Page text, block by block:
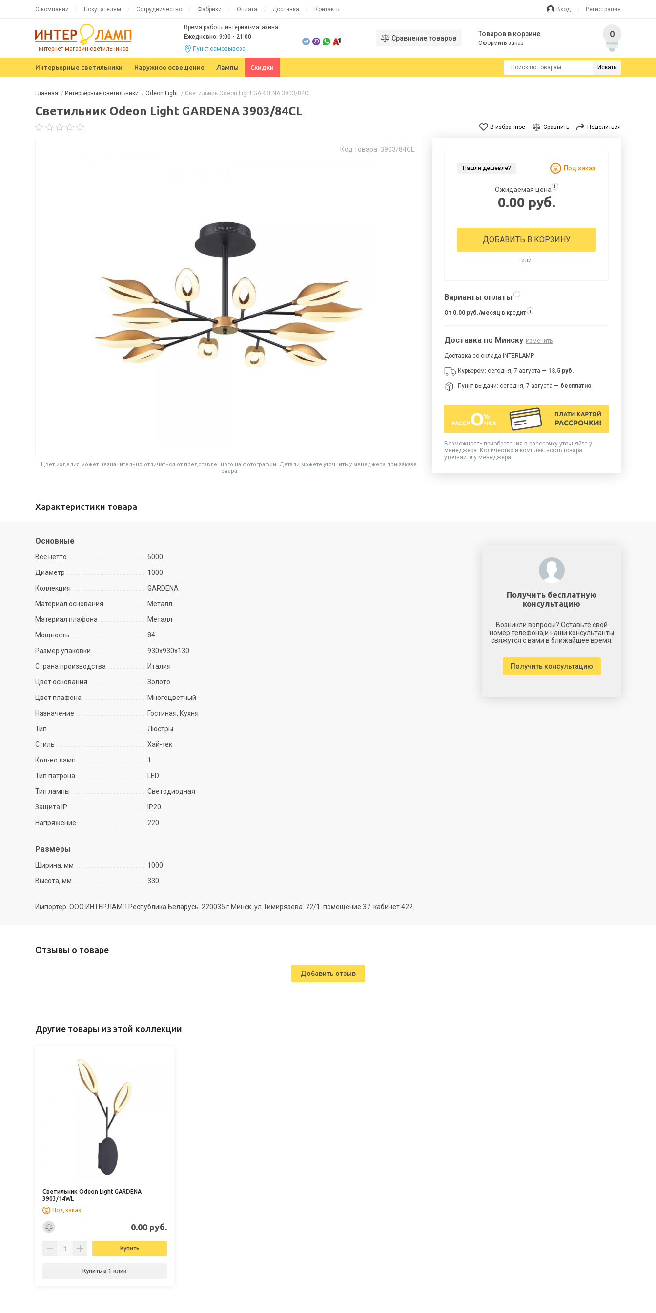
О компании Покупателям Сотрудничество Фабрики Оплата Доставка Контакты Вход Регистрация
интернет-магазин светильников
Время работы интернет-магазина
Ежедневно: 9:00 - 21:00
Пункт самовывоза
Сравнение товаров
Товаров в корзине
Оформить заказ
0
Интерьерные светильники Наружное освещение Лампы Скидки Искать
Главная / Интерьерные светильники / Odeon Light / Светильник Odeon Light GARDENA 3903/84CL
Светильник Odeon Light GARDENA 3903/84CL
В избранное Сравнить Поделиться
Код товара: 3903/84CL
Цвет изделия может незначительно отличаться от представленного на фотографии. Детали можете уточнить у менеджера при заказе
товара.
Нашли дешевле? Под заказ
Ожидаемая цена i
0.00 руб.
ДОБАВИТЬ В КОРЗИНУ
— или —
Варианты оплаты i
От 0.00 руб./месяц в кредит i
Доставка по Минску Изменить
Доставка со склада INTERLAMP
Курьером: сегодня, 7 августа — 13.5 руб.
Пункт выдачи: сегодня, 7 августа — бесплатно
Возможность приобретения в рассрочку уточняйте у
менеджера. Количество и комплектность товара
уточняйте у менеджера.
Характеристики товара
Основные
Вес нетто
5000
Диаметр
1000
Коллекция
GARDENA
Материал основания
Металл
Материал плафона
Металл
Мощность
84
Размер упаковки
930х930х130
Страна производства
Италия
Цвет основания
Золото
Цвет плафона
Многоцветный
Назначение
Гостиная, Кухня
Тип
Люстры
Стиль
Хай-тек
Кол-во ламп
1
Тип патрона
LED
Тип лампы
Светодиодная
Защита IP
IP20
Напряжение
220
Размеры
Ширина, мм
1000
Высота, мм
330
Импортер: ООО ИНТЕРЛАМП Республика Беларусь. 220035 г.Минск. ул.Тимирязева. 72/1. помещение 37. кабинет 422.
Получить бесплатную
консультацию
Возникли вопросы? Оставьте свой
номер телефона,и наши консультанты
свяжутся с вами в ближайшее время.
Получить консультацию
Отзывы о товаре
Добавить отзыв
Другие товары из этой коллекции
Светильник Odeon Light GARDENA
3903/14WL
Под заказ
0.00 руб.
Купить
Купить в 1 клик